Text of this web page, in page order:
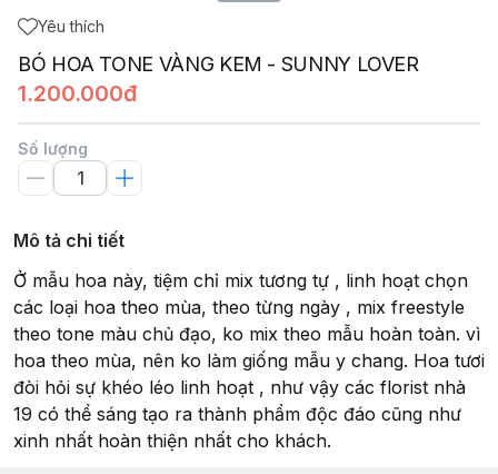
Yêu thích
BÓ HOA TONE VÀNG KEM - SUNNY LOVER
1.200.000đ
Số lượng
Mô tả chi tiết
Ở mẫu hoa này, tiệm chỉ mix tương tự , linh hoạt chọn
các loại hoa theo mùa, theo từng ngày , mix freestyle
theo tone màu chủ đạo, ko mix theo mẫu hoàn toàn. vì
hoa theo mùa, nên ko làm giống mẫu y chang. Hoa tươi
đòi hỏi sự khéo léo linh hoạt , như vậy các florist nhà
19 có thể sáng tạo ra thành phẩm độc đáo cũng như
xinh nhất hoàn thiện nhất cho khách.